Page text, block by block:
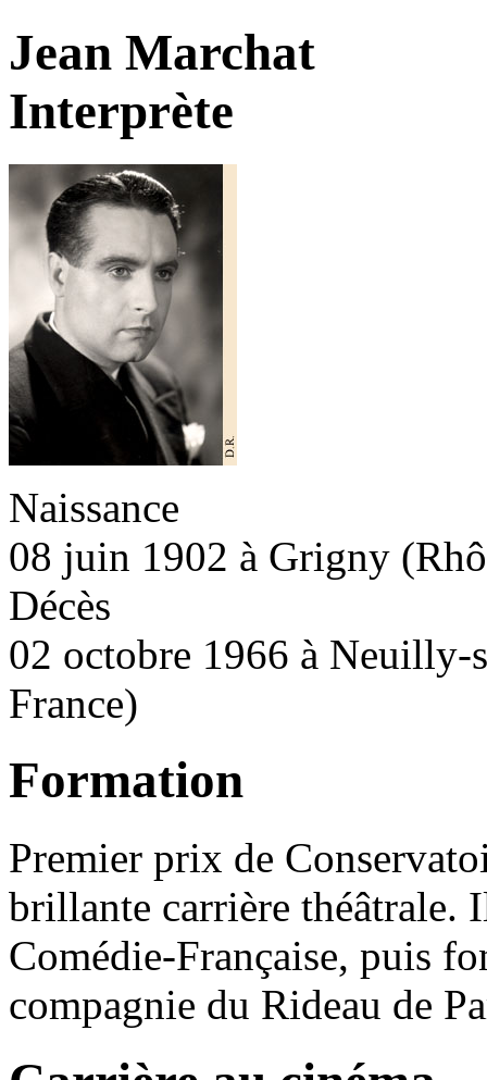
Jean Marchat
Interprète
Naissance
08 juin 1902 à Grigny
Décès
02 octobre 1966 à Neuilly-
France)
Formation
Premier prix de
brillante carrière théâtrale.
Comédie-Française, puis
compagnie du Rideau de